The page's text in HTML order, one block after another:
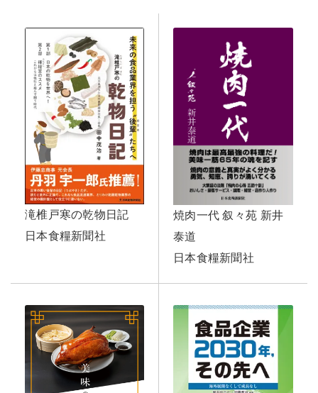
滝椎戸寒の乾物日記
日本食糧新聞社
焼肉一代 叙々苑 新井
泰道
日本食糧新聞社